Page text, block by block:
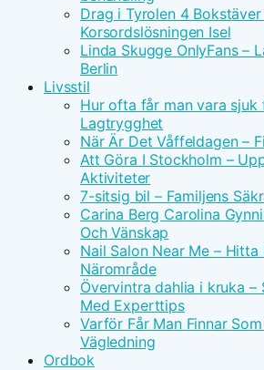
Drag i Tyrolen 4 Bokstäver
Korsordslösningen Isel
Linda Skugge OnlyFans –
Berlin
Livsstil
Hur ofta får man vara sjuk
Lagtrygghet
När Är Det Våffeldagen –
Att Göra I Stockholm –
Aktiviteter
7-sitsig bil – Familjens
Carina Berg Carolina
Och Vänskap
Nail Salon Near Me –
Närområde
Övervintra dahlia i kruka –
Med Experttips
Varför Får Man Finnar
Vägledning
Ordbok